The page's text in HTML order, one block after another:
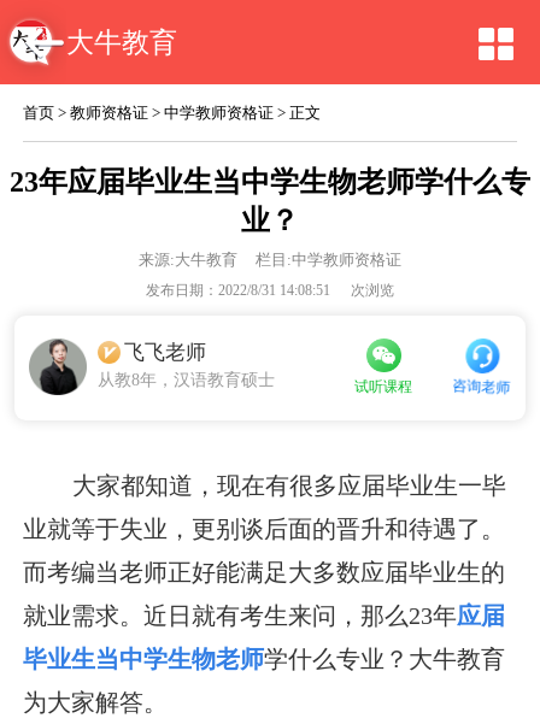
大牛教育
首页 >教师资格证 >中学教师资格证 > 正文
23年应届毕业生当中学生物老师学什么专
业？
来源:大牛教育 栏目:中学教师资格证
发布日期：2022/8/31 14:08:51 次浏览
飞飞老师
从教8年，汉语教育硕士 试听课程 咨询老师
大家都知道，现在有很多应届毕业生一毕
业就等于失业，更别谈后面的晋升和待遇了。
而考编当老师正好能满足大多数应届毕业生的
就业需求。近日就有考生来问，那么23年应届
毕业生当中学生物老师学什么专业？大牛教育
为大家解答。